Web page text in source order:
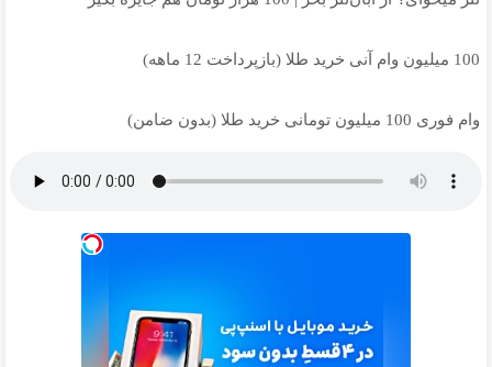
100 میلیون وام آنی خرید طلا (بازپرداخت 12 ماهه)
وام فوری 100 میلیون تومانی خرید طلا (بدون ضامن)